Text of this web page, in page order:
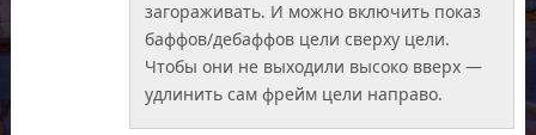
загораживать. И можно включить показ
баффов/дебаффов цели сверху цели.
Чтобы они не выходили высоко вверх —
удлинить сам фрейм цели направо.